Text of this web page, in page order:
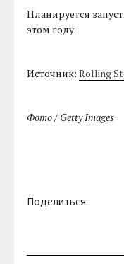
Планируется
этом году.
Источник:Rolling
Фото / Getty Images
Поделиться: